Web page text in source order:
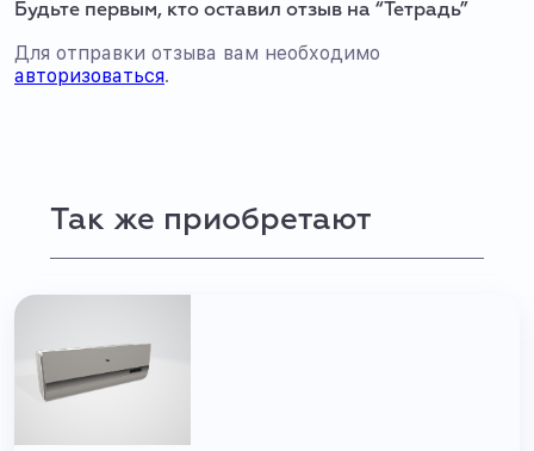
Будьте первым, кто оставил отзыв на “Тетрадь”
Для отправки отзыва вам необходимо
авторизоваться.
Так же приобретают